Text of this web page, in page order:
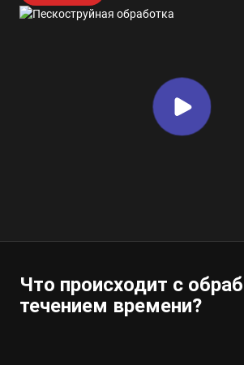
Что происходит с
течением времени?